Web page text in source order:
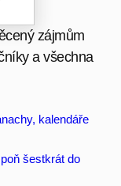
zájmům
a všechna
kalendáře
šestkrát do